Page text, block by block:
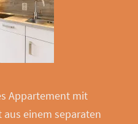
Appartement mit
einem separaten